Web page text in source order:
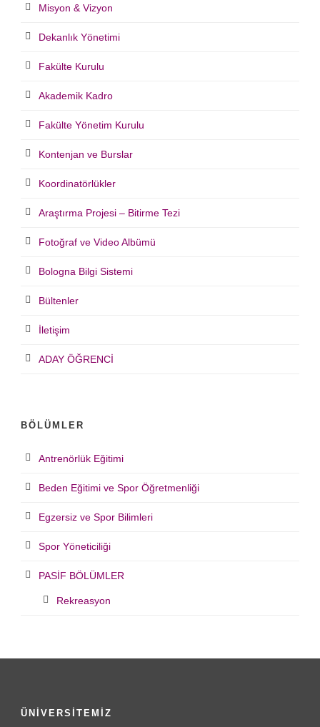
Misyon & Vizyon
Dekanlık Yönetimi
Fakülte Kurulu
Akademik Kadro
Fakülte Yönetim Kurulu
Kontenjan ve Burslar
Koordinatörlükler
Araştırma Projesi – Bitirme Tezi
Fotoğraf ve Video Albümü
Bologna Bilgi Sistemi
Bültenler
İletişim
ADAY ÖĞRENCİ
BÖLÜMLER
Antrenörlük Eğitimi
Beden Eğitimi ve Spor Öğretmenliği
Egzersiz ve Spor Bilimleri
Spor Yöneticiliği
PASİF BÖLÜMLER
Rekreasyon
ÜNİVERSİTEMİZ